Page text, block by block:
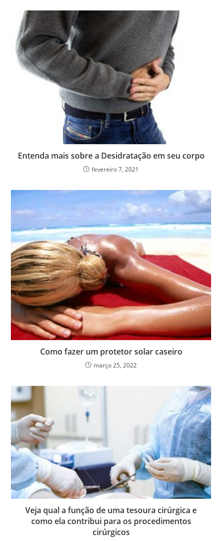
Entenda mais sobre a Desidratação em seu corpo
fevereiro 7, 2021
Como fazer um protetor solar caseiro
março 25, 2022
Veja qual a função de uma tesoura cirúrgica e
como ela contribui para os procedimentos
cirúrgicos